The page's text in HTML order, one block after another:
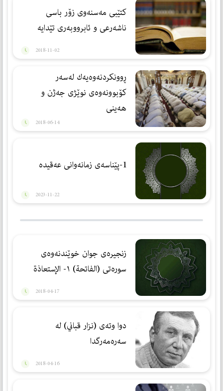
کتێبی مه‌سنه‌وی زۆر باسی
ناشه‌رعی و ئابرووبه‌ری تێدایه‌
2018-11-02
ڕوونكردنه‌وه‌يه‌ك له‌سه‌ر
كۆبوونه‌وه‌ى نوێژى جه‌ژن و
هه‌ينى
2018-06-14
1-پێناسەی زمانەوانی عەقیدە
2023-11-22
زنجیره‌ی جوان خوێندنه‌وه‌ی
سوره‌تی (الفاتحة) ١- الإستعاذة
2018-04-17
دوا وته‌ی (نزار قباني) له‌
سه‌ره‌مه‌رگدا
2018-04-16